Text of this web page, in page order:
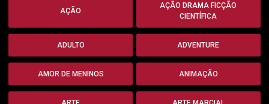
AÇÃO
AÇÃO DRAMA FICÇÃO
CIENTÍFICA
ADULTO ADVENTURE
AMOR DE MENINOS ANIMAÇÃO